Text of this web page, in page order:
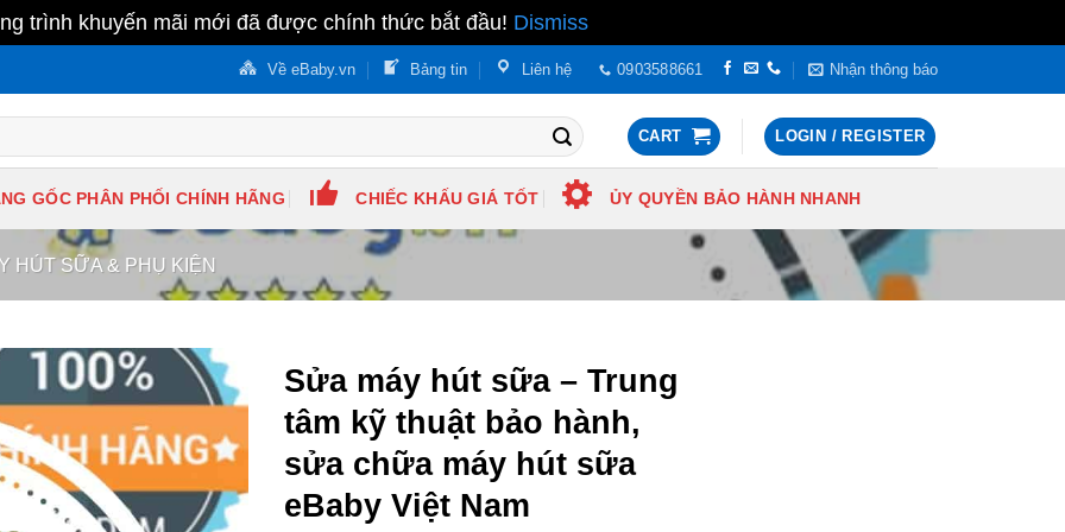
trình khuyến mãi mới đã được chính thức bắt đầu! Dismiss
Về eBaby.vn Bảng tin Liên hệ 0903588661 Nhận thông báo
CART LOGIN / REGISTER
GỐC PHÂN PHỐI CHÍNH HÃNG CHIẾC KHẤU GIÁ TỐT ỦY QUYỀN BẢO HÀNH NHANH
HÚT SỮA & PHỤ KIỆN
Sửa máy hút sữa – Trung
tâm kỹ thuật bảo hành,
sửa chữa máy hút sữa
eBaby Việt Nam